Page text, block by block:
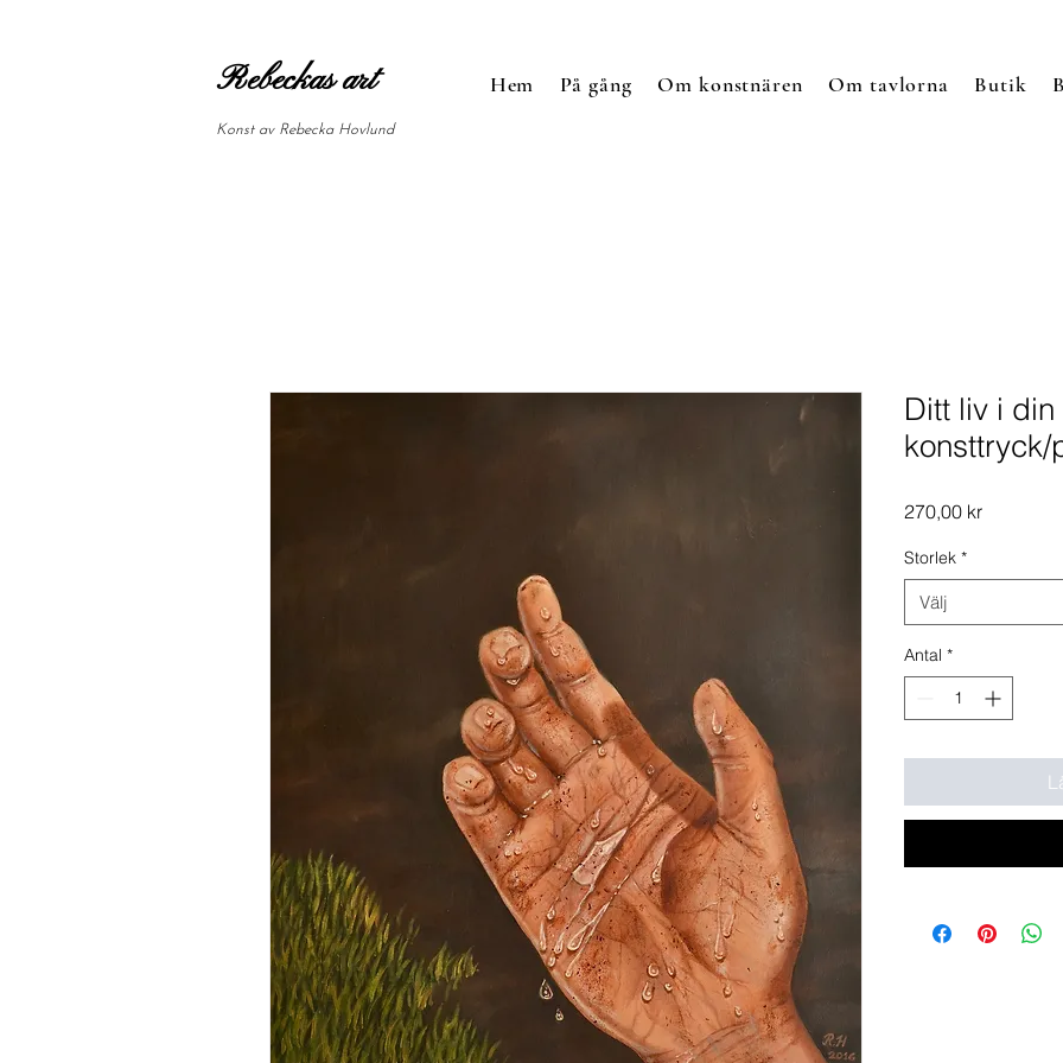
Rebeckas art
Konst av Rebecka Hovlund
Hem På gång Om konstnären Om tavlorna Butik
Ditt liv i
konsttryck/
270,00 krPris
Storlek *
Välj
Antal *